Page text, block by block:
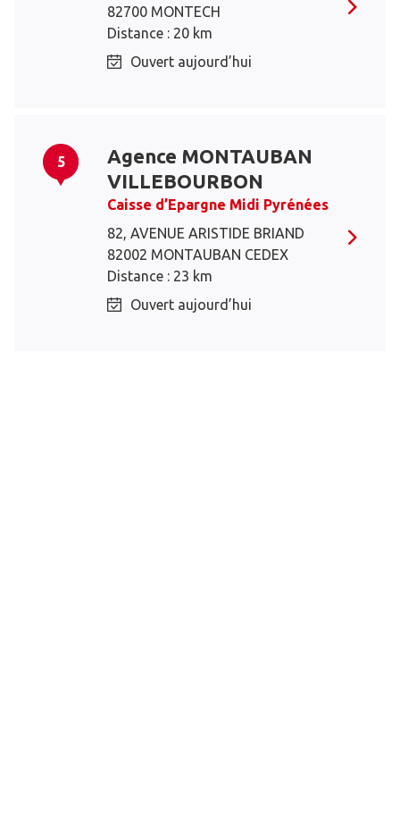
82700 MONTECH
Distance : 20 km
Ouvert aujourd’hui
5
Agence MONTAUBAN
VILLEBOURBON
Caisse d’Epargne Midi Pyrénées
82, AVENUE ARISTIDE BRIAND
82002 MONTAUBAN CEDEX
Distance : 23 km
Ouvert aujourd’hui